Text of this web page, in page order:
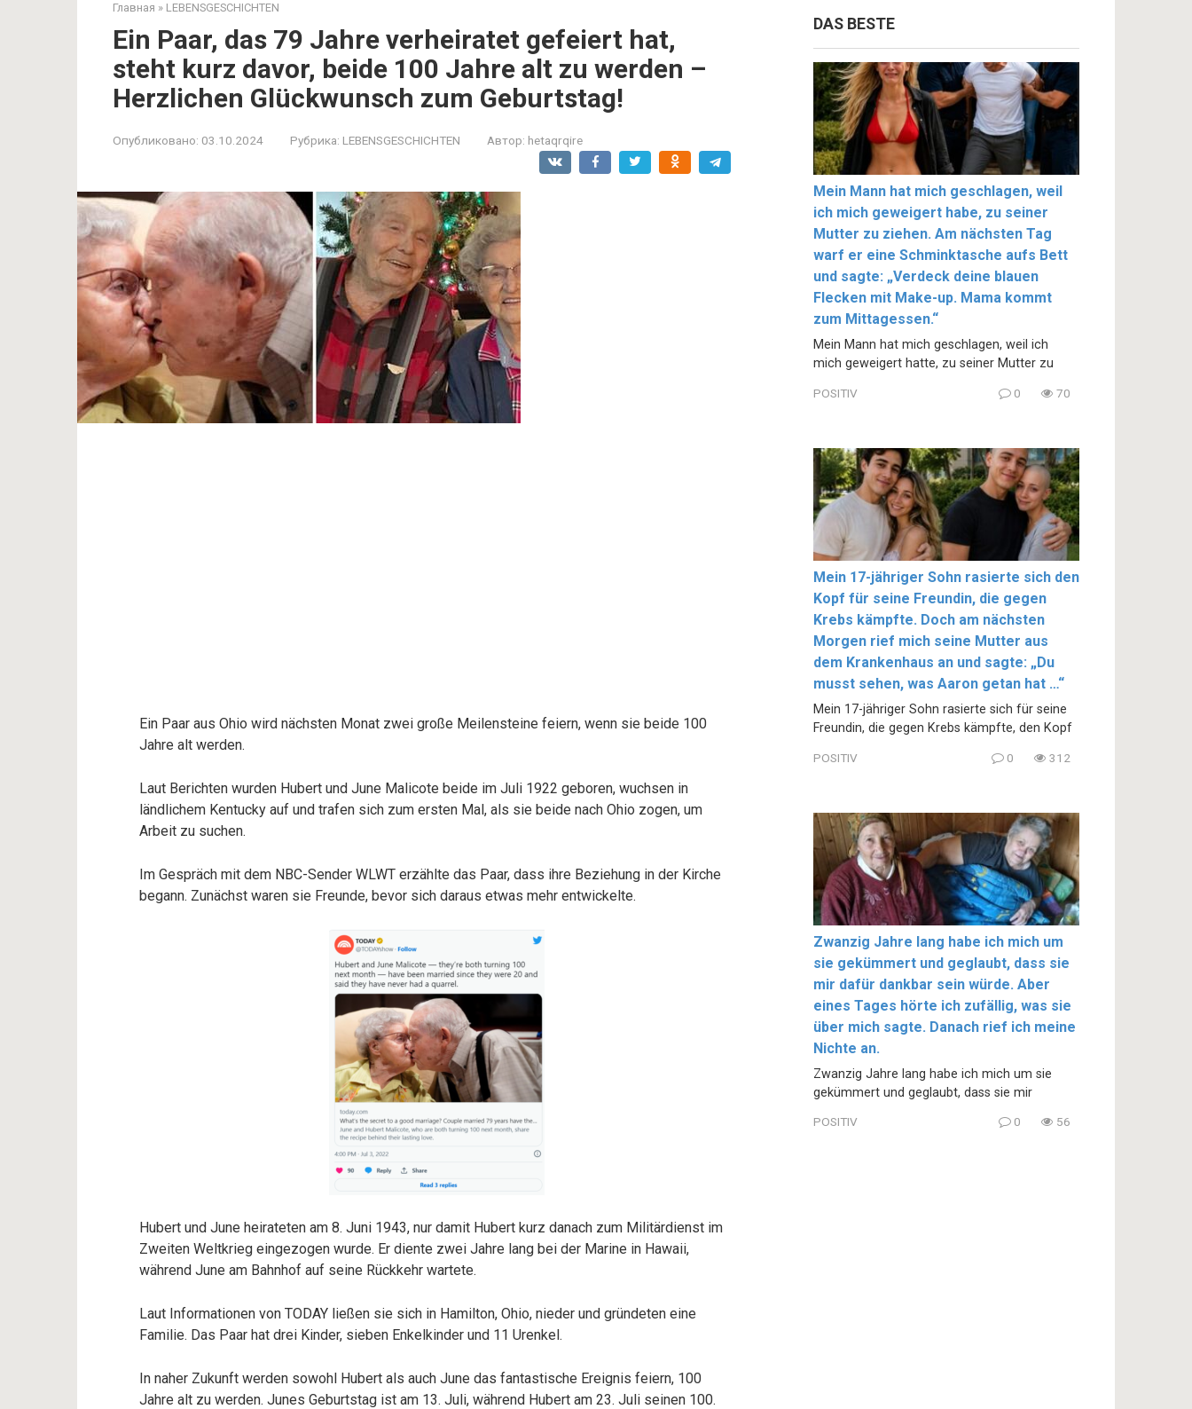
Главная » LEBENSGESCHICHTEN
Ein Paar, das 79 Jahre verheiratet gefeiert hat,
steht kurz davor, beide 100 Jahre alt zu werden –
Herzlichen Glückwunsch zum Geburtstag!
Опубликовано: 03.10.2024 Рубрика: LEBENSGESCHICHTEN Автор: hetaqrqire
Ein Paar aus Ohio wird nächsten Monat zwei große Meilensteine feiern, wenn sie beide 100
Jahre alt werden.
Laut Berichten wurden Hubert und June Malicote beide im Juli 1922 geboren, wuchsen in
ländlichem Kentucky auf und trafen sich zum ersten Mal, als sie beide nach Ohio zogen, um
Arbeit zu suchen.
Im Gespräch mit dem NBC-Sender WLWT erzählte das Paar, dass ihre Beziehung in der Kirche
begann. Zunächst waren sie Freunde, bevor sich daraus etwas mehr entwickelte.
Hubert und June heirateten am 8. Juni 1943, nur damit Hubert kurz danach zum Militärdienst im
Zweiten Weltkrieg eingezogen wurde. Er diente zwei Jahre lang bei der Marine in Hawaii,
während June am Bahnhof auf seine Rückkehr wartete.
Laut Informationen von TODAY ließen sie sich in Hamilton, Ohio, nieder und gründeten eine
Familie. Das Paar hat drei Kinder, sieben Enkelkinder und 11 Urenkel.
In naher Zukunft werden sowohl Hubert als auch June das fantastische Ereignis feiern, 100
Jahre alt zu werden. Junes Geburtstag ist am 13. Juli, während Hubert am 23. Juli seinen 100.
DAS BESTE
Mein Mann hat mich geschlagen, weil
ich mich geweigert habe, zu seiner
Mutter zu ziehen. Am nächsten Tag
warf er eine Schminktasche aufs Bett
und sagte: „Verdeck deine blauen
Flecken mit Make-up. Mama kommt
zum Mittagessen.“
Mein Mann hat mich geschlagen, weil ich
mich geweigert hatte, zu seiner Mutter zu
POSITIV 0 70
Mein 17-jähriger Sohn rasierte sich den
Kopf für seine Freundin, die gegen
Krebs kämpfte. Doch am nächsten
Morgen rief mich seine Mutter aus
dem Krankenhaus an und sagte: „Du
musst sehen, was Aaron getan hat …“
Mein 17-jähriger Sohn rasierte sich für seine
Freundin, die gegen Krebs kämpfte, den Kopf
POSITIV 0 312
Zwanzig Jahre lang habe ich mich um
sie gekümmert und geglaubt, dass sie
mir dafür dankbar sein würde. Aber
eines Tages hörte ich zufällig, was sie
über mich sagte. Danach rief ich meine
Nichte an.
Zwanzig Jahre lang habe ich mich um sie
gekümmert und geglaubt, dass sie mir
POSITIV 0 56